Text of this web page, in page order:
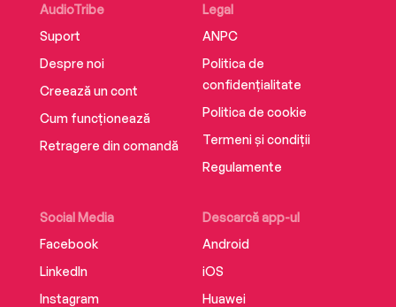
AudioTribe
Suport
Despre noi
Creează un cont
Cum funcționează
Retragere din comandă
Social Media
Facebook
LinkedIn
Instagram
Descarcă app-ul
Android
iOS
Huawei
Legal
ANPC
Politica de
confidențialitate
Politica de cookie
Termeni și condiții
Regulamente